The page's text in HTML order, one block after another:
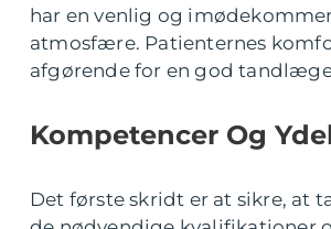
har en venlig og
atmosfære. Patienternes
afgørende for en god
Kompetencer Og
Det første skridt er at sikre, at